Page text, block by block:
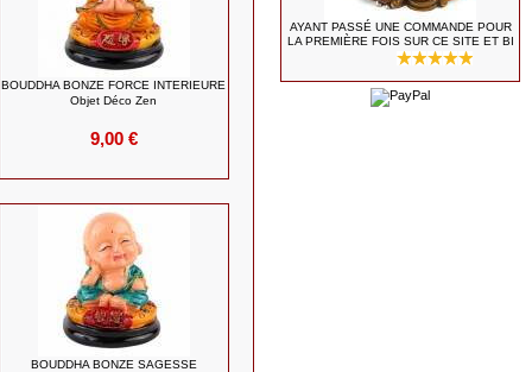
BOUDDHA BONZE FORCE INTERIEURE
Objet Déco Zen
9,00 €
BOUDDHA BONZE SAGESSE
AYANT PASSÉ UNE COMMANDE POUR
LA PREMIÈRE FOIS SUR CE SITE ET BI